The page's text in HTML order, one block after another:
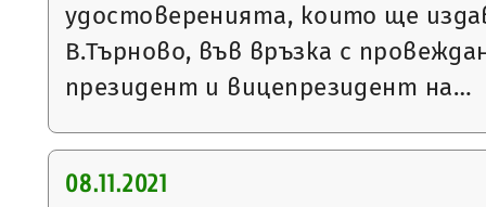
удостоверенията, които ще
В.Търново, във връзка с
президент и вицепрезидент на…
08.11.2021